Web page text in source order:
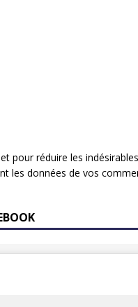
pour réduire les
les données de vos